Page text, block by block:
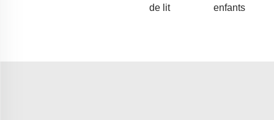
de lit
enfants